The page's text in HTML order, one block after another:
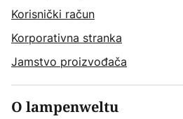
Korisnički račun
Korporativna stranka
Jamstvo proizvođača
O lampenweltu